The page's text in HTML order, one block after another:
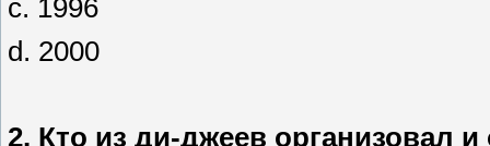
c. 1996
d. 2000
2. Кто из ди-джеев организовал и